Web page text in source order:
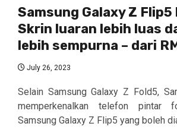
Samsung Galaxy Z Flip5
Skrin luaran lebih luas
lebih sempurna – dari
July 26, 2023
Selain Samsung Galaxy Z Fold5,
memperkenalkan telefon pintar
Samsung Galaxy Z Flip5 yang boleh